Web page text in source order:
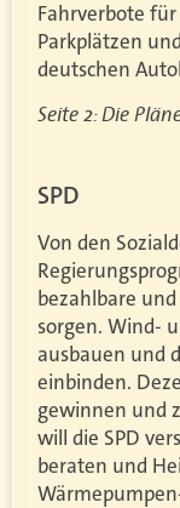
Fahrverbote
Parkplätzen
deutschen
Seite 2: Die
SPD
Von den
bezahlbare
sorgen. Wind-
ausbauen und
einbinden.
gewinnen und
will die SPD
beraten und